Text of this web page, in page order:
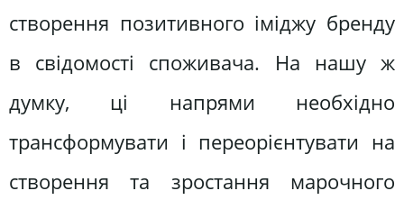
створення позитивного іміджу бренду
в свідомості споживача. На нашу ж
думку, ці напрями необхідно
трансформувати і переорієнтувати на
створення та зростання марочного